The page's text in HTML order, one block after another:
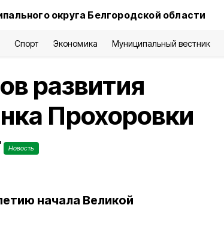
округа Белгородской области
Спорт Экономика Муниципальный вестник
развития
Прохоровки
Новость
начала Великой